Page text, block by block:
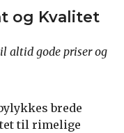
og Kvalitet
altid gode priser og
brede
til rimelige